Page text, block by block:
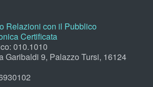
Relazioni con il Pubblico
Certificata
010.1010
Garibaldi 9, Palazzo Tursi, 16124